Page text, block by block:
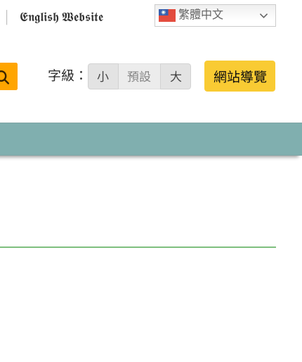
繁體中文
𝕰𝖓𝖌𝖑𝖎𝖘𝖍 𝖂𝖊𝖇𝖘𝖎𝖙𝖊
搜
字級： 小 預設 大 網站導覽